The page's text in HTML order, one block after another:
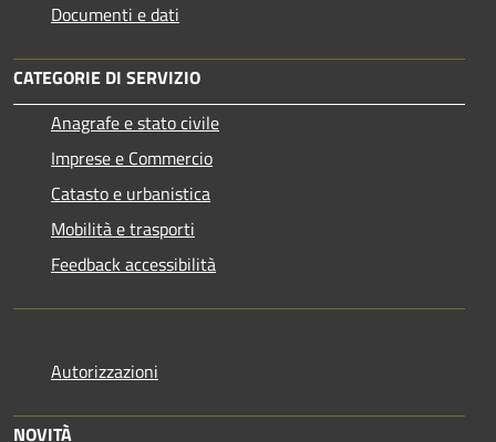
Documenti e dati
CATEGORIE DI SERVIZIO
Anagrafe e stato civile
Imprese e Commercio
Catasto e urbanistica
Mobilità e trasporti
Feedback accessibilità
Autorizzazioni
NOVITÀ